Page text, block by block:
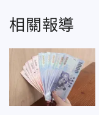
相關報導